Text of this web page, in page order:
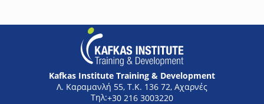
Kafkas Institute Training & Development
Λ. Καραμανλή 55, Τ.Κ. 136 72, Αχαρνές
+30 216 3003220